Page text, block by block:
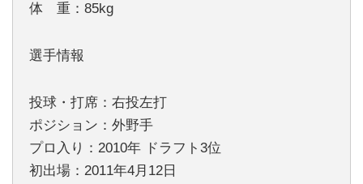
体 重：85kg
選手情報
投球・打席：右投左打
ポジション：外野手
プロ入り：2010年 ドラフト3位
初出場：2011年4月12日